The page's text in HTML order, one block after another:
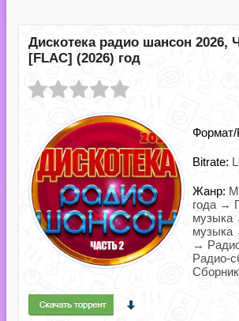
Дискотека радио шансон 2026,
[FLAC] (2026) год
Формат/
Bitrate:
Жанр:
года →
музыка
→
Радио-